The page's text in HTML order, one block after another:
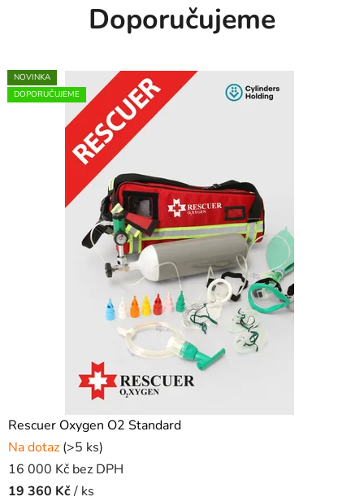
Doporučujeme
NOVINKA
DOPORUČUJEME
Rescuer Oxygen O2 Standard
Na dotaz (>5 ks)
16 000 Kč bez DPH
19 360 Kč/ ks